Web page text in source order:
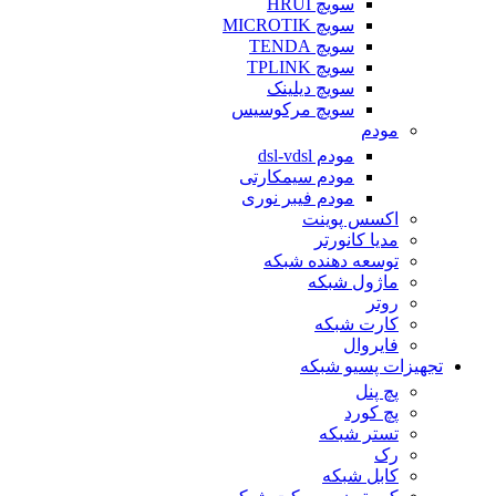
سویچ HRUI
سویچ MICROTIK
سویچ TENDA
سویچ TPLINK
سویچ دیلینک
سویچ مرکوسیس
مودم
مودم dsl-vdsl
مودم سیمکارتی
مودم فیبر نوری
اکسس پوینت
مدیا کانورتر
توسعه دهنده شبکه
ماژول شبکه
روتر
کارت شبکه
فایروال
تجهیزات پسیو شبکه
پچ پنل
پچ کورد
تستر شبکه
رک
کابل شبکه